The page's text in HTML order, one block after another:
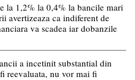
la 1,2% la 0,4% la bancile mari
avertizeaza ca indiferent de
va scadea iar dobanzile
a incetinit substantial din
reevaluata, nu vor mai fi